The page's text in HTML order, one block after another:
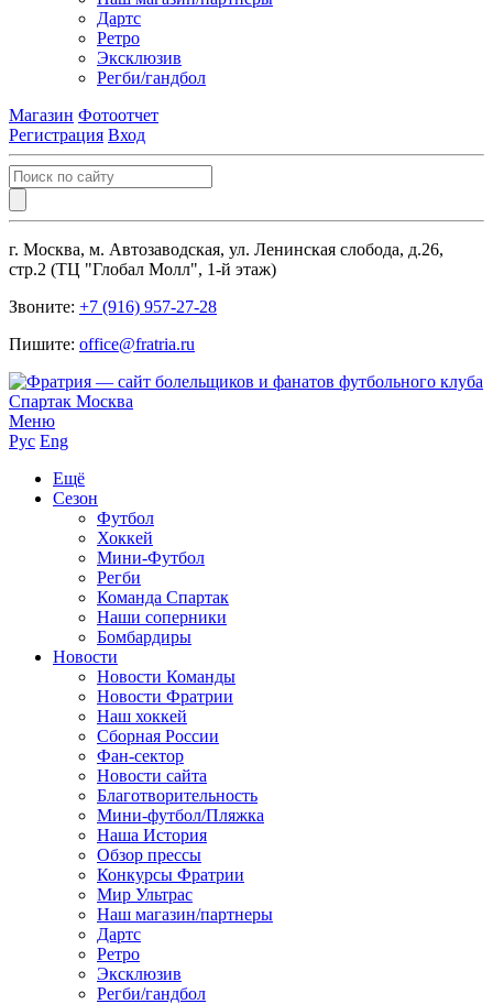
Дартс
Ретро
Эксклюзив
Регби/гандбол
Магазин Фотоотчет
Регистрация Вход
г. Москва, м. Автозаводская, ул. Ленинская слобода, д.26,
стр.2 (ТЦ "Глобал Молл", 1-й этаж)
Звоните: +7 (916) 957-27-28
Пишите: office@fratria.ru
Меню
Рус Eng
Ещё
Сезон
Футбол
Хоккей
Мини-Футбол
Регби
Команда Спартак
Наши соперники
Бомбардиры
Новости
Новости Команды
Новости Фратрии
Наш хоккей
Сборная России
Фан-cектор
Новости сайта
Благотворительность
Мини-футбол/Пляжка
Наша История
Обзор прессы
Конкурсы Фратрии
Мир Ультрас
Наш магазин/партнеры
Дартс
Ретро
Эксклюзив
Регби/гандбол